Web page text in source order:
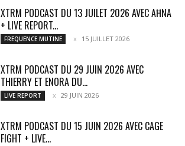
XTRM PODCAST DU 13 JUILET 2026 AVEC AĦNA
+ LIVE REPORT...
FREQUENCE MUTINE 15 JUILLET 2026
XTRM PODCAST DU 29 JUIN 2026 AVEC
THIERRY ET ENORA DU...
LIVE REPORT 29 JUIN 2026
XTRM PODCAST DU 15 JUIN 2026 AVEC CAGE
FIGHT + LIVE...